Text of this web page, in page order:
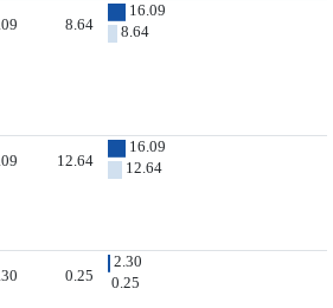
8.64
16.09
8.64
12.64
16.09
12.64
0.25
2.30
0.25